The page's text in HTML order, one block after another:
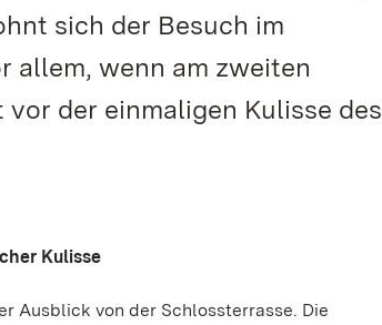
sich der Besuch im
allem, wenn am zweiten
der einmaligen Kulisse des
Kulisse
Ausblick von der Schlossterrasse. Die